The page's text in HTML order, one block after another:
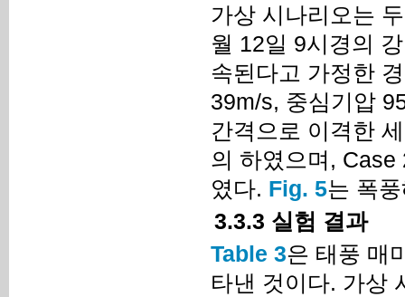
가상 시나리오는
월 12일 9시경의
속된다고 가정한
39m/s, 중심기압
간격으로 이격한
의 하였으며, Case
였다. Fig. 5는 폭
3.3.3 실험 결과
Table 3은 태풍 매
타낸 것이다. 가상